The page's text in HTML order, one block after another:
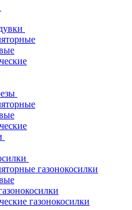
газонокосилки
газонокосилки